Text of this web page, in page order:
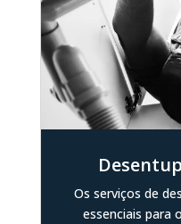
Os serviços de
essenciais para